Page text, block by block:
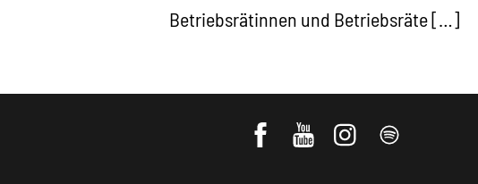
Betriebsrätinnen und Betriebsräte […]